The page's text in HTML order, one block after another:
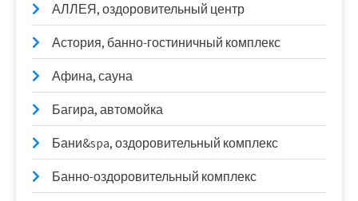
АЛЛЕЯ, оздоровительный центр
Астория, банно-гостиничный комплекс
Афина, сауна
Багира, автомойка
Бани&spa, оздоровительный комплекс
Банно-оздоровительный комплекс